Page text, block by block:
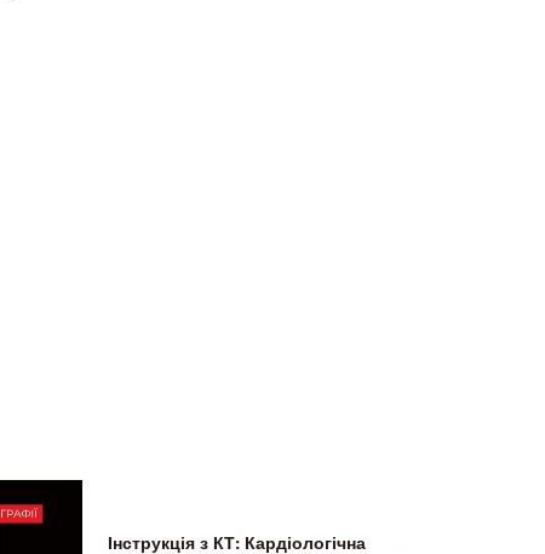
Інструкція з КТ: Кардіологічна